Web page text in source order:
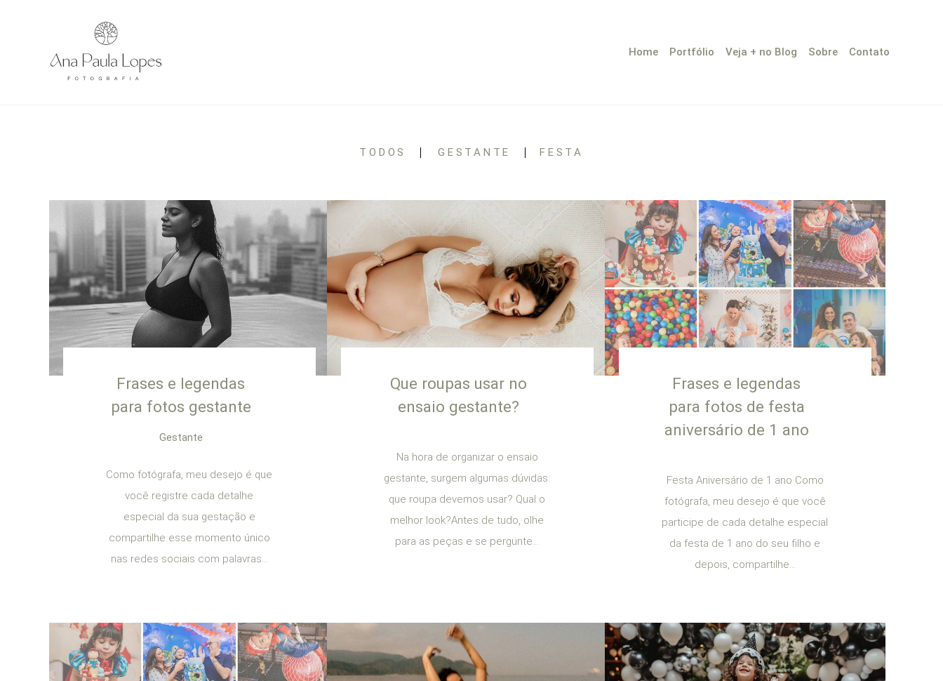
Home Portfólio Veja + no Blog Sobre Contato
TODOS GESTANTE FESTA
Frases e legendas
para fotos gestante
Gestante
Como fotógrafa, meu desejo é que
você registre cada detalhe
especial da sua gestação e
compartilhe esse momento único
nas redes sociais com palavras...
Que roupas usar no
ensaio gestante?
Na hora de organizar o ensaio
gestante, surgem algumas dúvidas:
que roupa devemos usar? Qual o
melhor look?Antes de tudo, olhe
para as peças e se pergunte...
Frases e legendas
para fotos de festa
aniversário de 1 ano
Festa Aniversário de 1 ano Como
fotógrafa, meu desejo é que você
participe de cada detalhe especial
da festa de 1 ano do seu filho e
depois, compartilhe...